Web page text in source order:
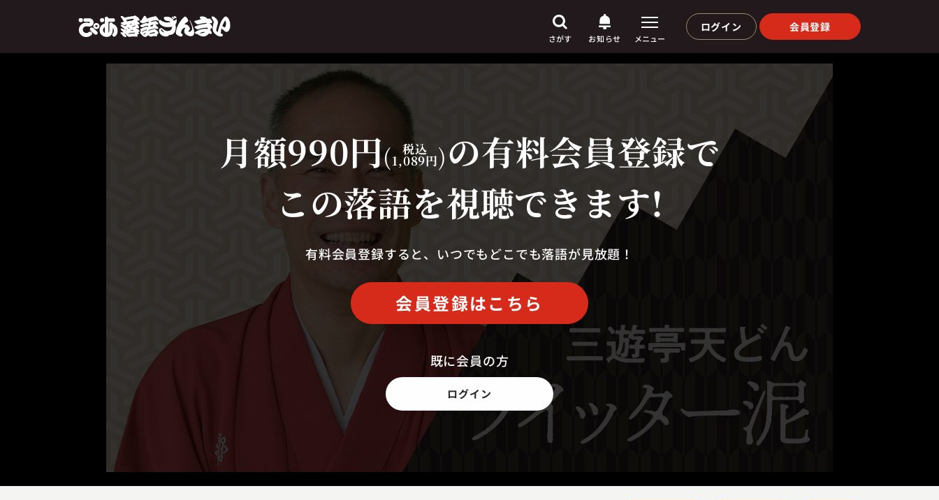
さがす
芸人からさがす
演目 からさがす
上演時間からさがす
お知らせ メニュー
ログイン 会員登録
月額990円( 税込
1,089円)の有料会員登録で
この落語を視聴できます!
有料会員登録すると、いつでもどこでも落語が見放題！
会員登録はこちら
既に会員の方
ログイン